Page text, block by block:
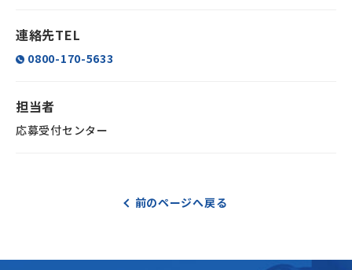
連絡先TEL
0800-170-5633
担当者
応募受付センター
前のページへ戻る